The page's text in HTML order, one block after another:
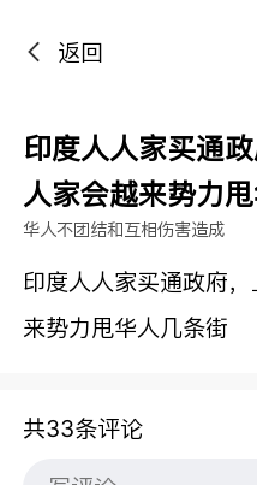
返回
印度人人家买通
人家会越来势力
华人不团结和互相伤害造成
印度人人家买通政府
来势力甩华人几条街
共33条评论